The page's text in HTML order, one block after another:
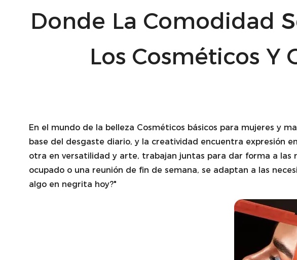
Donde La Comodidad
Los Cosméticos Y
En el mundo de la belleza Cosméticos básicos para mujeres y
base del desgaste diario, y la creatividad encuentra expresión
otra en versatilidad y arte, trabajan juntas para dar forma a las
ocupado o una reunión de fin de semana, se adaptan a las
algo en negrita hoy?"